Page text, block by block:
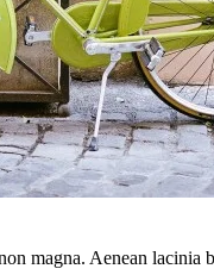
magna. Aenean